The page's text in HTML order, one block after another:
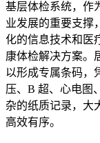
基层体检系统，作
业发展的重要支撑
化的信息技术和医
康体检解决方案。
以形成专属条码，
压、B 超、心电图
杂的纸质记录，大
高效有序。